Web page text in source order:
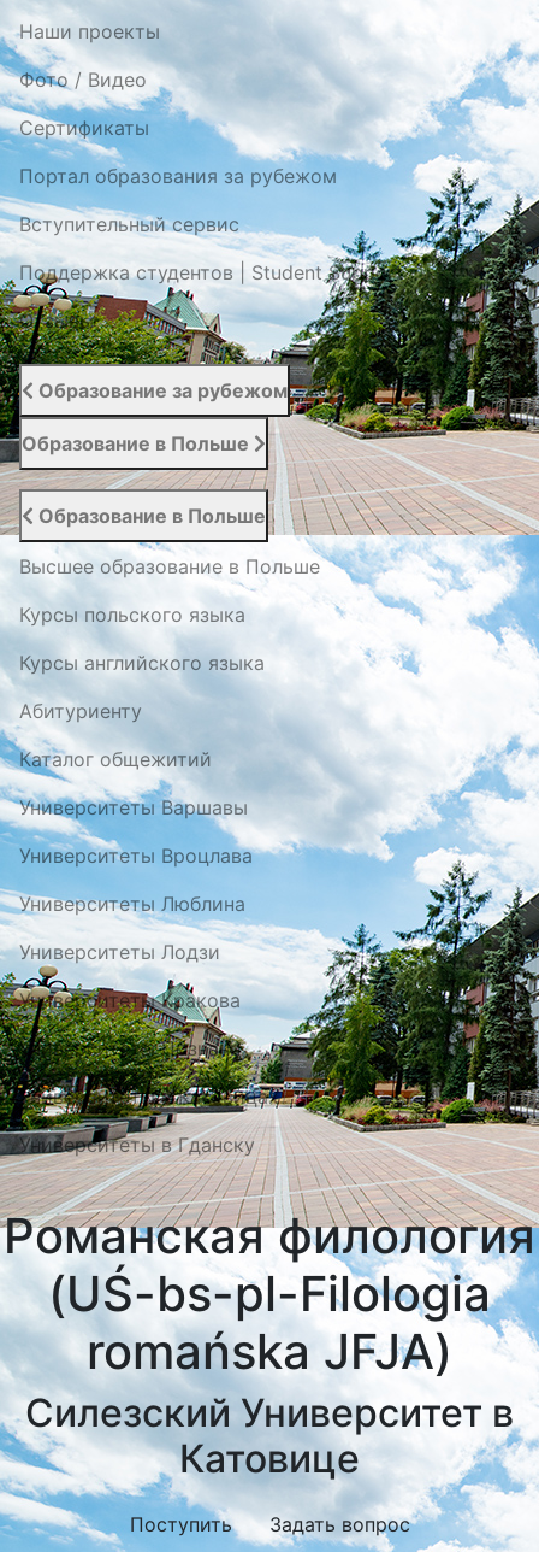
Наши проекты
Фото / Видео
Cертификаты
Портал образования за рубежом
Вступительный сервис
Поддержка студентов | Student Support
Отзывы
Образование за рубежом
Образование в Польше
Образование в Польше
Высшее образование в Польше
Курсы польского языка
Курсы английского языка
Абитуриенту
Каталог общежитий
Университеты Варшавы
Университеты Вроцлава
Университеты Люблина
Университеты Лодзи
Университеты Кракова
Университеты Познани
Университеты в Катовицах
Университеты в Гданску
Романская филология
(UŚ-bs-pl-Filologia
romańska JFJA)
Силезский Университет в
Катовице
Поступить Задать вопрос